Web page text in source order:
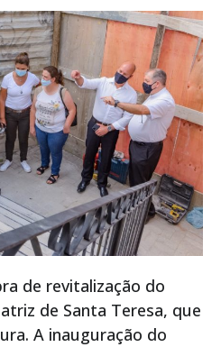
de revitalização do
de Santa Teresa, que
A inauguração do